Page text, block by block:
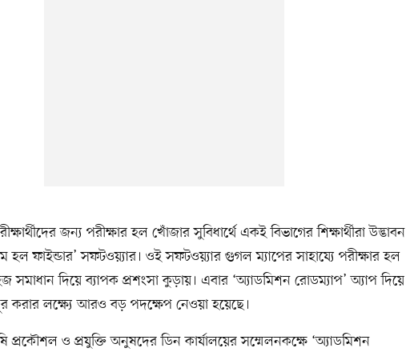
জন্য পরীক্ষার হল খোঁজার সুবিধার্থে একই বিভাগের শিক্ষার্থীরা উদ্ভাবন
হল ফাইন্ডার’ সফটওয়্যার। ওই সফটওয়্যার গুগল ম্যাপের সাহায্যে পরীক্ষার হল
সমাধান দিয়ে ব্যাপক প্রশংসা কুড়ায়। এবার ‘অ্যাডমিশন রোডম্যাপ’ অ্যাপ দিয়ে
করার লক্ষ্যে আরও বড় পদক্ষেপ নেওয়া হয়েছে।
ও প্রযুক্তি অনুষদের ডিন কার্যালয়ের সম্মেলনকক্ষে ‘অ্যাডমিশন